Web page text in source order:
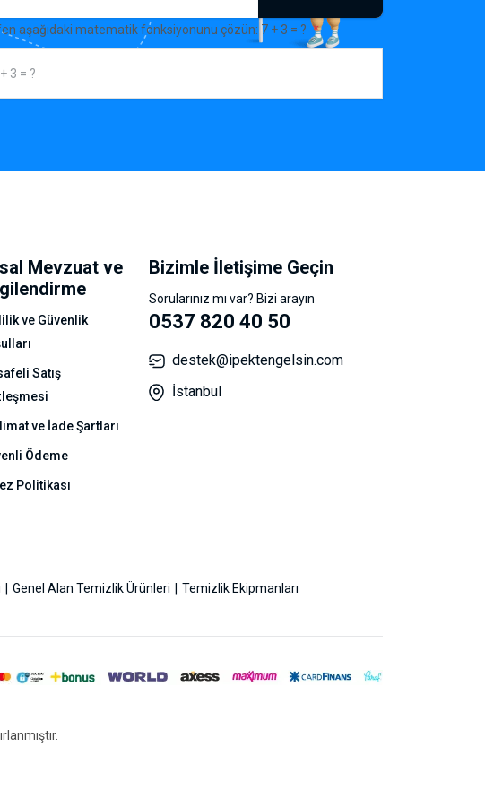
aşağıdaki matematik fonksiyonunu çözün: 7 + 3 = ?
Mevzuat ve
ve Güvenlik
Satış
ve İade Şartları
Ödeme
Politikası
Bizimle İletişime Geçin
Sorularınız mı var? Bizi arayın
0537 820 40 50
destek@ipektengelsin.com
İstanbul
Genel Alan Temizlik Ürünleri Temizlik Ekipmanları